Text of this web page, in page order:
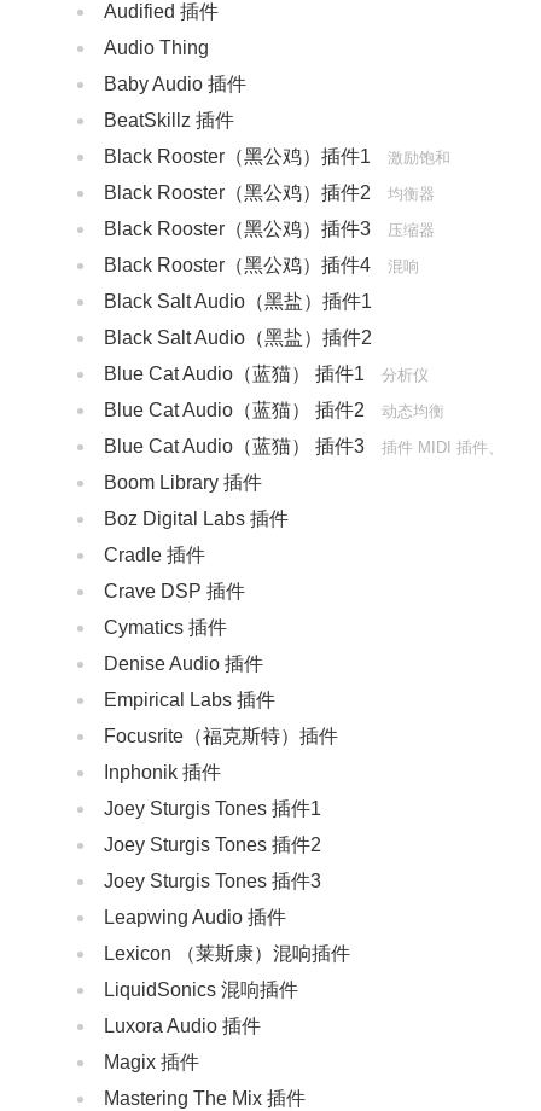
Audified 插件
Audio Thing
Baby Audio 插件
BeatSkillz 插件
Black Rooster（黑公鸡）插件1
激励饱和
Black Rooster（黑公鸡）插件2 均衡器
Black Rooster（黑公鸡）插件3 压缩器
Black Rooster（黑公鸡）插件4 混响
‌Black Salt Audio（黑盐）插件1
‌Black Salt Audio（黑盐）插件2
Blue Cat Audio（蓝猫） 插件1
分析仪
Blue Cat Audio（蓝猫） 插件2 动态均衡
Blue Cat Audio（蓝猫） 插件3
插件 MIDI 插件、
乐器类插件Boom Library 插件
Boz Digital Labs 插件
Cradle 插件
Crave DSP 插件
Cymatics 插件
Denise Audio‌ 插件
Empirical Labs 插件
‌Focusrite（福克斯特）插件
Inphonik 插件
Joey Sturgis Tones 插件1
Joey Sturgis Tones 插件2
Joey Sturgis Tones 插件3
Leapwing Audio 插件
Lexicon （莱斯康）混响插件
LiquidSonics 混响插件
Luxora Audio 插件
Magix 插件
Mastering The Mix 插件